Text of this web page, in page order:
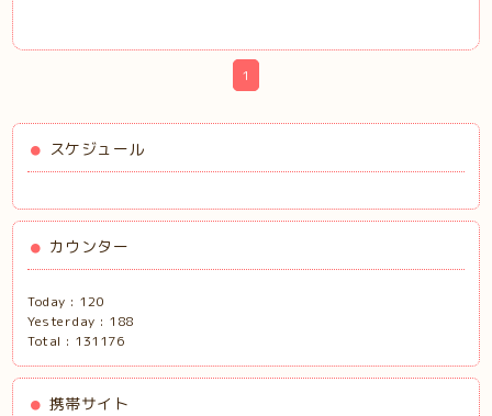
1
スケジュール
カウンター
Today : 120
Yesterday : 188
Total : 131176
携帯サイト